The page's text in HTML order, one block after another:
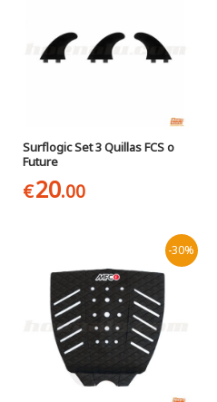
Surflogic Set 3 Quillas FCS o
Future
€20.00
-30%